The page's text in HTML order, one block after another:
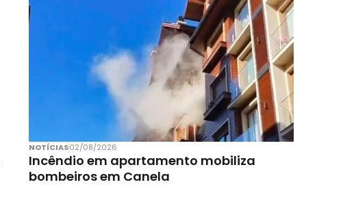
NOTÍCIAS02/08/2026
Incêndio em apartamento mobiliza
bombeiros em Canela